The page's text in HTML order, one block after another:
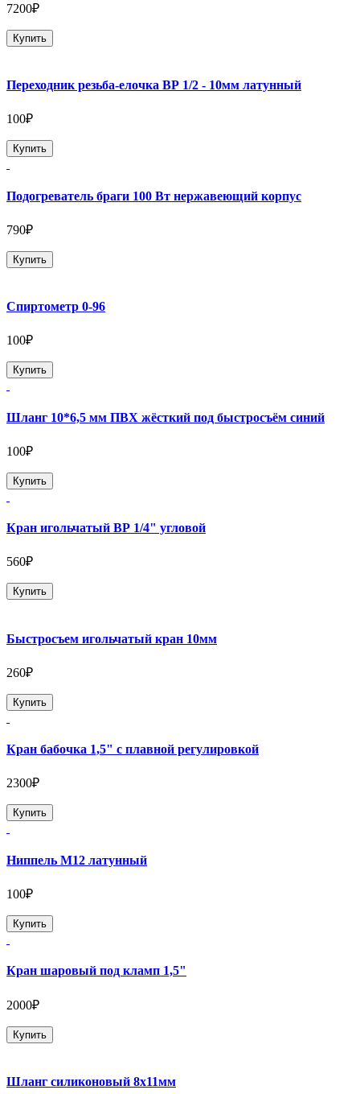
7200₽
Купить
Переходник резьба-елочка ВР 1/2 - 10мм латунный
100₽
Купить
Подогреватель браги 100 Вт нержавеющий корпус
790₽
Купить
Спиртометр 0-96
100₽
Купить
Шланг 10*6,5 мм ПВХ жёсткий под быстросъём синий
100₽
Купить
Кран игольчатый ВР 1/4" угловой
560₽
Купить
Быстросъем игольчатый кран 10мм
260₽
Купить
Кран бабочка 1,5" с плавной регулировкой
2300₽
Купить
Ниппель М12 латунный
100₽
Купить
Кран шаровый под кламп 1,5"
2000₽
Купить
Шланг силиконовый 8х11мм